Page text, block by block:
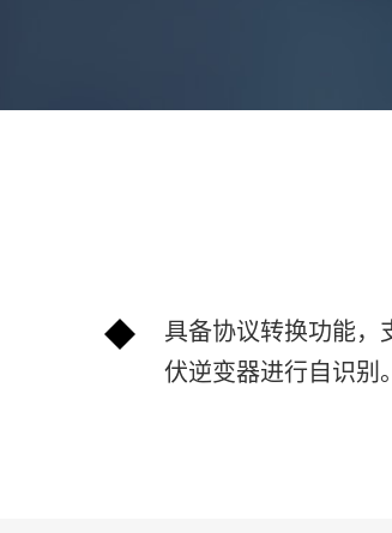
具备协议转换功能，
伏逆变器进行自识别。